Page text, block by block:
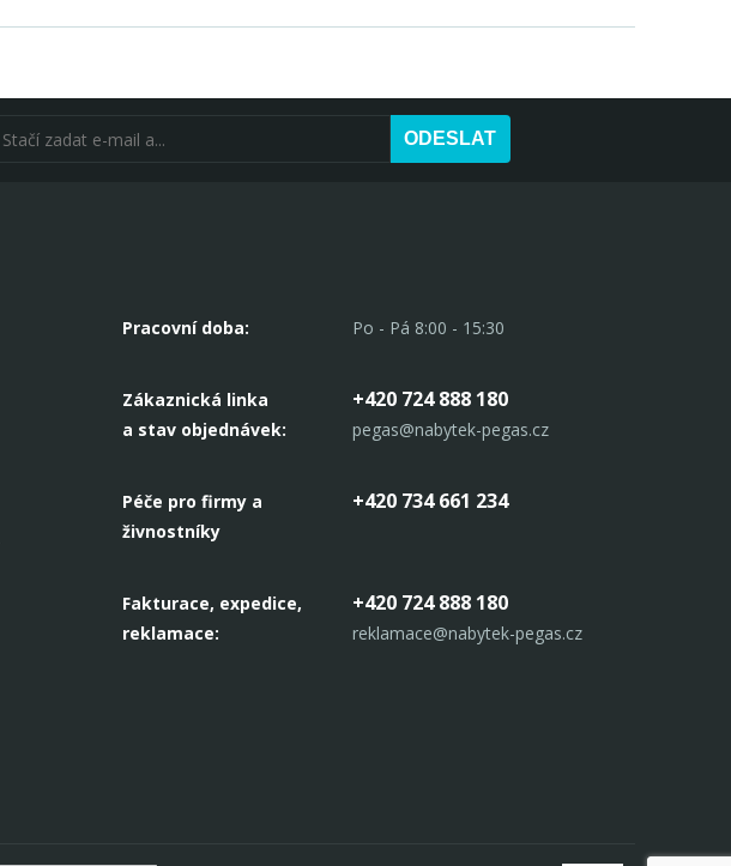
ODESLAT
Pracovní doba: Po - Pá 8:00 - 15:30
Zákaznická linka
a stav objednávek:
+420 724 888 180
pegas@nabytek-pegas.cz
Péče pro firmy a
živnostníky
+420 734 661 234
Fakturace, expedice,
reklamace:
+420 724 888 180
reklamace@nabytek-pegas.cz